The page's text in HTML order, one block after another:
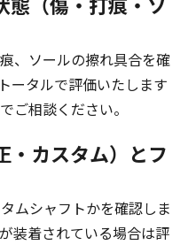
、ソールの擦れ具合を確
ータルで評価いたします
ご相談ください。
・カスタム）とフ
ムシャフトかを確認しま
装着されている場合は評